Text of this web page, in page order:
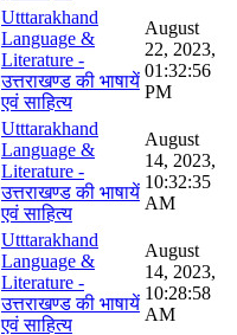
Utttarakhand
Language &
Literature -
उत्तराखण्ड की भाषायें
एवं साहित्य
August
22, 2023,
01:32:56
PM
Utttarakhand
Language &
Literature -
उत्तराखण्ड की भाषायें
एवं साहित्य
August
14, 2023,
10:32:35
AM
Utttarakhand
Language &
Literature -
उत्तराखण्ड की भाषायें
एवं साहित्य
August
14, 2023,
10:28:58
AM